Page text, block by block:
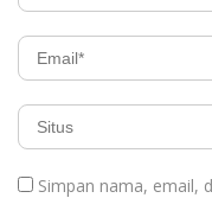
Simpan nama, email,